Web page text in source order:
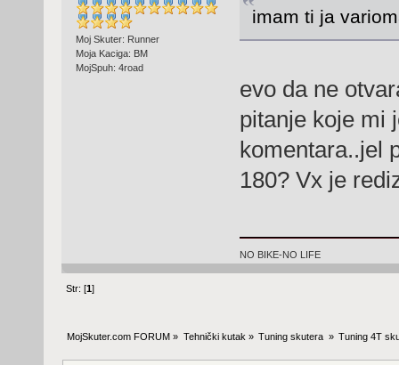
Moj Skuter: Runner
Moja Kaciga: BM
MojSpuh: 4road
imam ti ja
evo da ne
pitanje koje mi
komentara..jel
180? Vx je
NO BIKE-NO LIFE
Str: [1]
MojSkuter.com FORUM » Tehnički kutak» Tuning skutera » Tuning 4T